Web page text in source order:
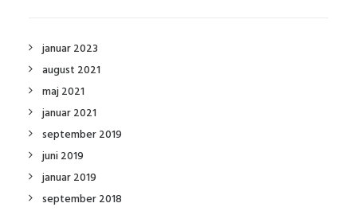
januar 2023
august 2021
maj 2021
januar 2021
september 2019
juni 2019
januar 2019
september 2018